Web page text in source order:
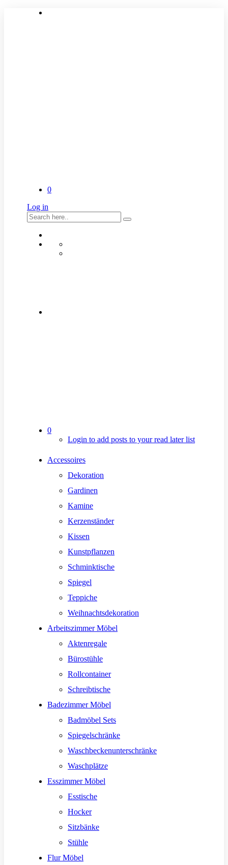
0
Log in
0
Login to add posts to your read later list
Accessoires
Dekoration
Gardinen
Kamine
Kerzenständer
Kissen
Kunstpflanzen
Schminktische
Spiegel
Teppiche
Weihnachtsdekoration
Arbeitszimmer Möbel
Aktenregale
Bürostühle
Rollcontainer
Schreibtische
Badezimmer Möbel
Badmöbel Sets
Spiegelschränke
Waschbeckenunterschränke
Waschplätze
Esszimmer Möbel
Esstische
Hocker
Sitzbänke
Stühle
Flur Möbel